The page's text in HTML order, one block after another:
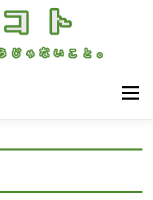
メニュー
のこと じぶんごと